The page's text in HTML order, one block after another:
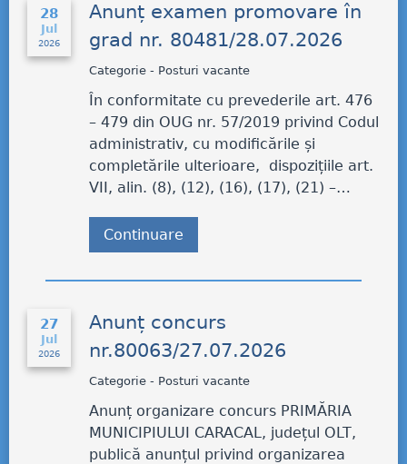
28
Jul
2026
Anunț examen promovare în
grad nr. 80481/28.07.2026
Categorie - Posturi vacante
În conformitate cu prevederile art. 476
– 479 din OUG nr. 57/2019 privind Codul
administrativ, cu modificările și
completările ulterioare, dispozițiile art.
VII, alin. (8), (12), (16), (17), (21) –…
Continuare
27
Jul
2026
Anunț concurs
nr.80063/27.07.2026
Categorie - Posturi vacante
Anunț organizare concurs PRIMĂRIA
MUNICIPIULUI CARACAL, județul OLT,
publică anunțul privind organizarea